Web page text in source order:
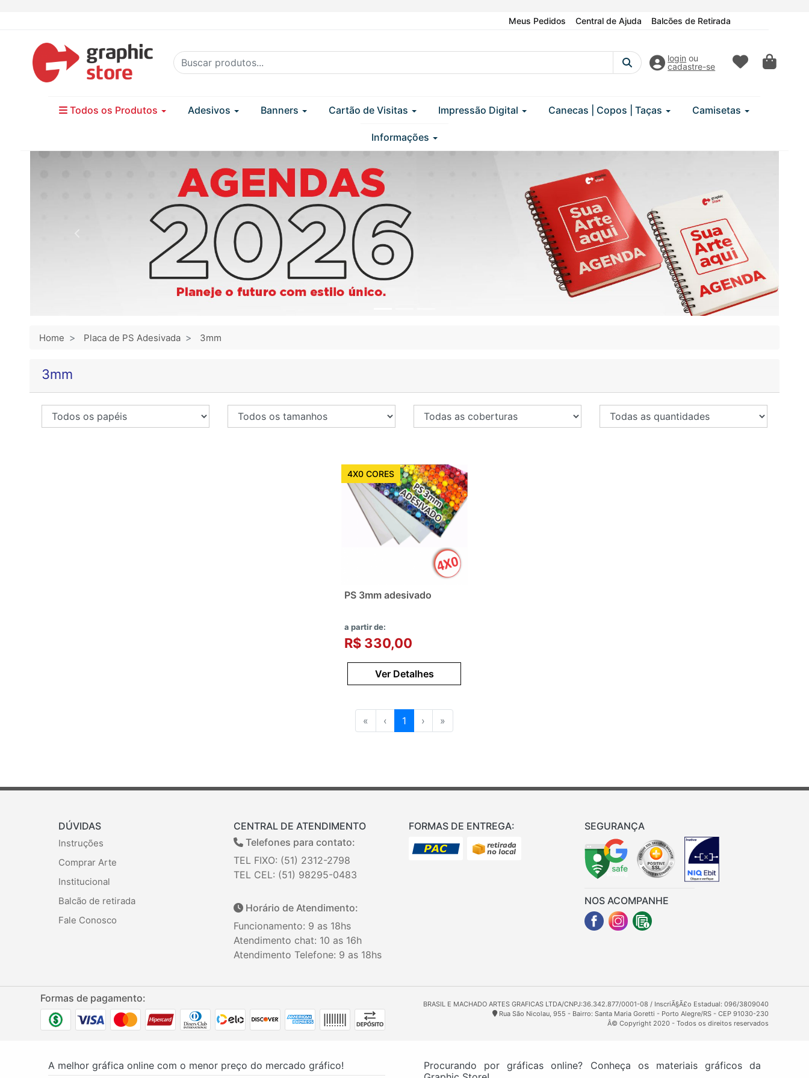
Meus Pedidos Central de Ajuda Balcões de Retirada
login ou
cadastre-se
Todos os Produtos Adesivos Banners Cartão de Visitas Impressão Digital Canecas | Copos | Taças Camisetas
Informações
Home Placa de PS Adesivada 3mm
3mm
4X0 CORES
PS 3mm adesivado
a partir de:
R$ 330,00
Ver Detalhes
« ‹ 1 › »
DÚVIDAS
Instruções
Comprar Arte
Institucional
Balcão de retirada
Fale Conosco
CENTRAL DE ATENDIMENTO
Telefones para contato:
TEL FIXO: (51) 2312-2798
TEL CEL: (51) 98295-0483
Horário de Atendimento:
Funcionamento: 9 as 18hs
Atendimento chat: 10 as 16h
Atendimento Telefone: 9 as 18hs
FORMAS DE ENTREGA: SEGURANÇA
NOS ACOMPANHE
Formas de pagamento:
BRASIL E MACHADO ARTES GRAFICAS LTDA/CNPJ:36.342.877/0001-08 / InscriÃ§Ã£o Estadual: 096/3809040
Rua São Nicolau, 955 - Bairro: Santa Maria Goretti - Porto Alegre/RS - CEP 91030-230
Â© Copyright 2020 - Todos os direitos reservados
A melhor gráfica online com o menor preço do mercado gráfico!
Procurando por gráficas online? Conheça os materiais gráficos da